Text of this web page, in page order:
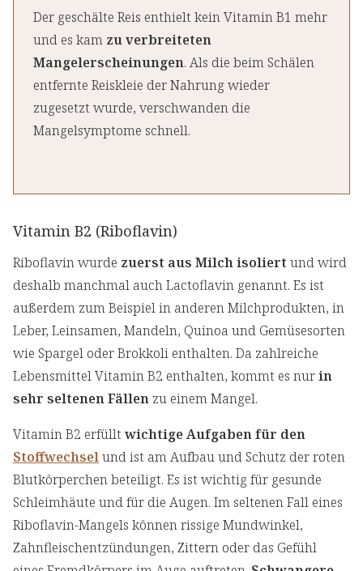
Der geschälte Reis enthielt kein Vitamin B1 mehr
und es kam zu verbreiteten
Mangelerscheinungen. Als die beim Schälen
entfernte Reiskleie der Nahrung wieder
zugesetzt wurde, verschwanden die
Mangelsymptome schnell.
Vitamin B2 (Riboflavin)
Riboflavin wurde zuerst aus Milch isoliert und wird
deshalb manchmal auch Lactoflavin genannt. Es ist
außerdem zum Beispiel in anderen Milchprodukten, in
Leber, Leinsamen, Mandeln, Quinoa und Gemüsesorten
wie Spargel oder Brokkoli enthalten. Da zahlreiche
Lebensmittel Vitamin B2 enthalten, kommt es nurin
sehr seltenen Fällen zu einem Mangel.
Vitamin B2 erfüllt wichtige Aufgaben für den
Stoffwechselund ist am Aufbau und Schutz der roten
Blutkörperchen beteiligt. Es ist wichtig für gesunde
Schleimhäute und für die Augen. Im seltenen Fall eines
Riboflavin-Mangels können rissige Mundwinkel,
Zahnfleischentzündungen, Zittern oder das Gefühl